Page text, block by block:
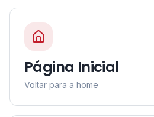
Página Inicial
Voltar para a home